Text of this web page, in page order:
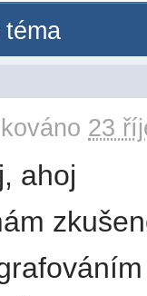
23
ahoj